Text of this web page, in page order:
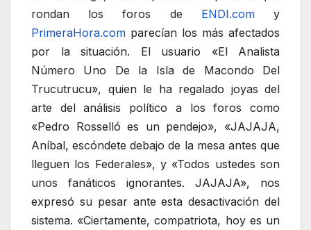
rondan los foros de ENDI.comy
PrimeraHora.com parecían los más afectados
por la situación. El usuario «El Analista
Número Uno De la Isla de Macondo Del
Trucutrucu», quien le ha regalado joyas del
arte del análisis político a los foros como
«Pedro Rosselló es un pendejo», «JAJAJA,
Aníbal, escóndete debajo de la mesa antes que
lleguen los Federales», y «Todos ustedes son
unos fanáticos ignorantes. JAJAJA», nos
expresó su pesar ante esta desactivación del
sistema. «Ciertamente, compatriota, hoy es un